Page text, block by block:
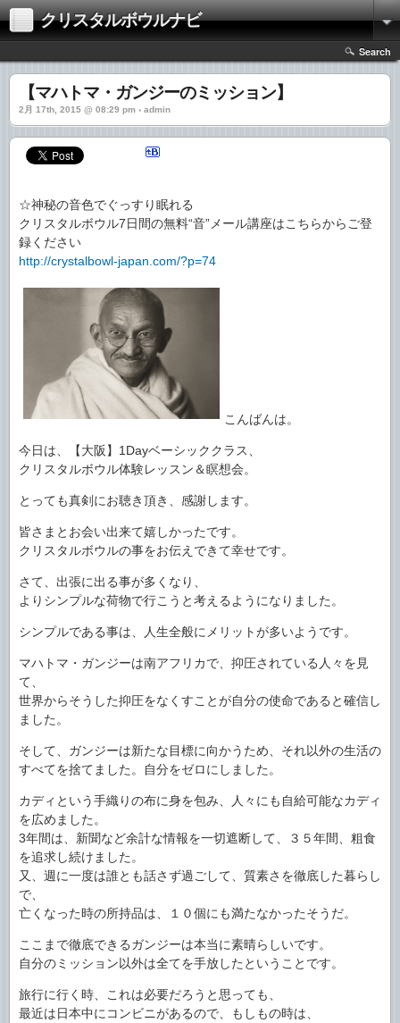
クリスタルボウルナビ
Search
【マハトマ・ガンジーのミッション】
2月 17th, 2015 @ 08:29 pm › admin
☆神秘の音色でぐっすり眠れる
クリスタルボウル7日間の無料“音”メール講座はこちらからご登
録ください
http://crystalbowl-japan.com/?p=74
こんばんは。
今日は、【大阪】1Dayベーシッククラス、
クリスタルボウル体験レッスン＆瞑想会。
とっても真剣にお聴き頂き、感謝します。
皆さまとお会い出来て嬉しかったです。
クリスタルボウルの事をお伝えできて幸せです。
さて、出張に出る事が多くなり、
よりシンプルな荷物で行こうと考えるようになりました。
シンプルである事は、人生全般にメリットが多いようです。
マハトマ・ガンジーは南アフリカで、抑圧されている人々を見
て、
世界からそうした抑圧をなくすことが自分の使命であると確信し
ました。
そして、ガンジーは新たな目標に向かうため、それ以外の生活の
すべてを捨てました。自分をゼロにしました。
カディという手織りの布に身を包み、人々にも自給可能なカディ
を広めました。
3年間は、新聞など余計な情報を一切遮断して、３５年間、粗食
を追求し続けました。
又、週に一度は誰とも話さず過ごして、質素さを徹底した暮らし
で、
亡くなった時の所持品は、１０個にも満たなかったそうだ。
ここまで徹底できるガンジーは本当に素晴らしいです。
自分のミッション以外は全てを手放したということです。
旅行に行く時、これは必要だろうと思っても、
最近は日本中にコンビニがあるので、もしもの時は、